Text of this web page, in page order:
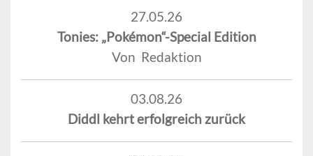
27.05.26
Tonies: „Pokémon“-Special Edition
Von Redaktion
03.08.26
Diddl kehrt erfolgreich zurück